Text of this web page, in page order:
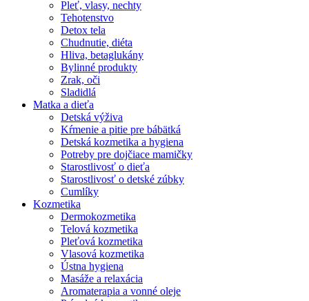
Pleť, vlasy, nechty
Tehotenstvo
Detox tela
Chudnutie, diéta
Hliva, betaglukány
Bylinné produkty
Zrak, oči
Sladidlá
Matka a dieťa
Detská výživa
Kŕmenie a pitie pre bábätká
Detská kozmetika a hygiena
Potreby pre dojčiace mamičky
Starostlivosť o dieťa
Starostlivosť o detské zúbky
Cumlíky
Kozmetika
Dermokozmetika
Telová kozmetika
Pleťová kozmetika
Vlasová kozmetika
Ústna hygiena
Masáže a relaxácia
Aromaterapia a vonné oleje